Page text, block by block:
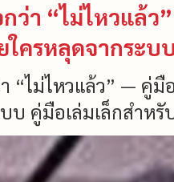
ว่า “ไม่ไหวแล้
ใครหลุดจากระบ
“ไม่ไหวแล้ว” — คู่
บ คู่มือเล่มเล็กสำหรั